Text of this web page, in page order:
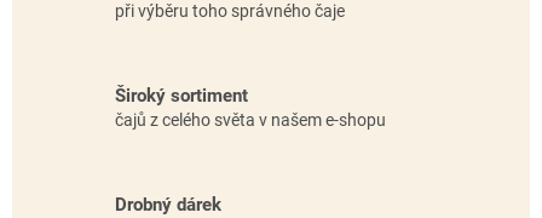
při výběru toho správného čaje
Široký sortiment
čajů z celého světa v našem e-shopu
Drobný dárek